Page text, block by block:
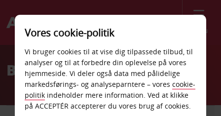
Menu
Welcome
AvisBilleje Surat Thani
Vores cookie-politik
Vi bruger cookies til at vise dig tilpassede tilbud, til
analyser og til at forbedre din oplevelse på vores
hjemmeside. Vi deler også data med pålidelige
markedsførings- og analyseparntere – vores cookie-
politik indeholder mere information. Ved at klikke
på ACCEPTÉR accepterer du vores brug af cookies.